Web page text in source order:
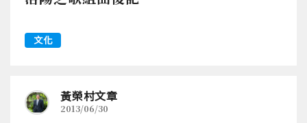
文化
黃榮村文章
2013/06/30